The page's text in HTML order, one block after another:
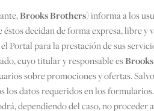
Brooks Brothers) informa a los
decidan de forma expresa, libre y
Portal para la prestación de sus
cuyo titular y responsable es
sobre promociones y ofertas.
datos requeridos en los
dependiendo del caso, no proceder